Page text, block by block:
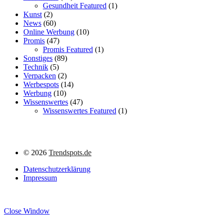
Gesundheit Featured (1)
Kunst(2)
News (60)
Online Werbung (10)
Promis (47)
Promis Featured (1)
Sonstiges (89)
Technik (5)
Verpacken (2)
Werbespots (14)
Werbung (10)
Wissenswertes (47)
Wissenswertes Featured (1)
© 2026 Trendspots.de
Datenschutzerklärung
Impressum
Close Window